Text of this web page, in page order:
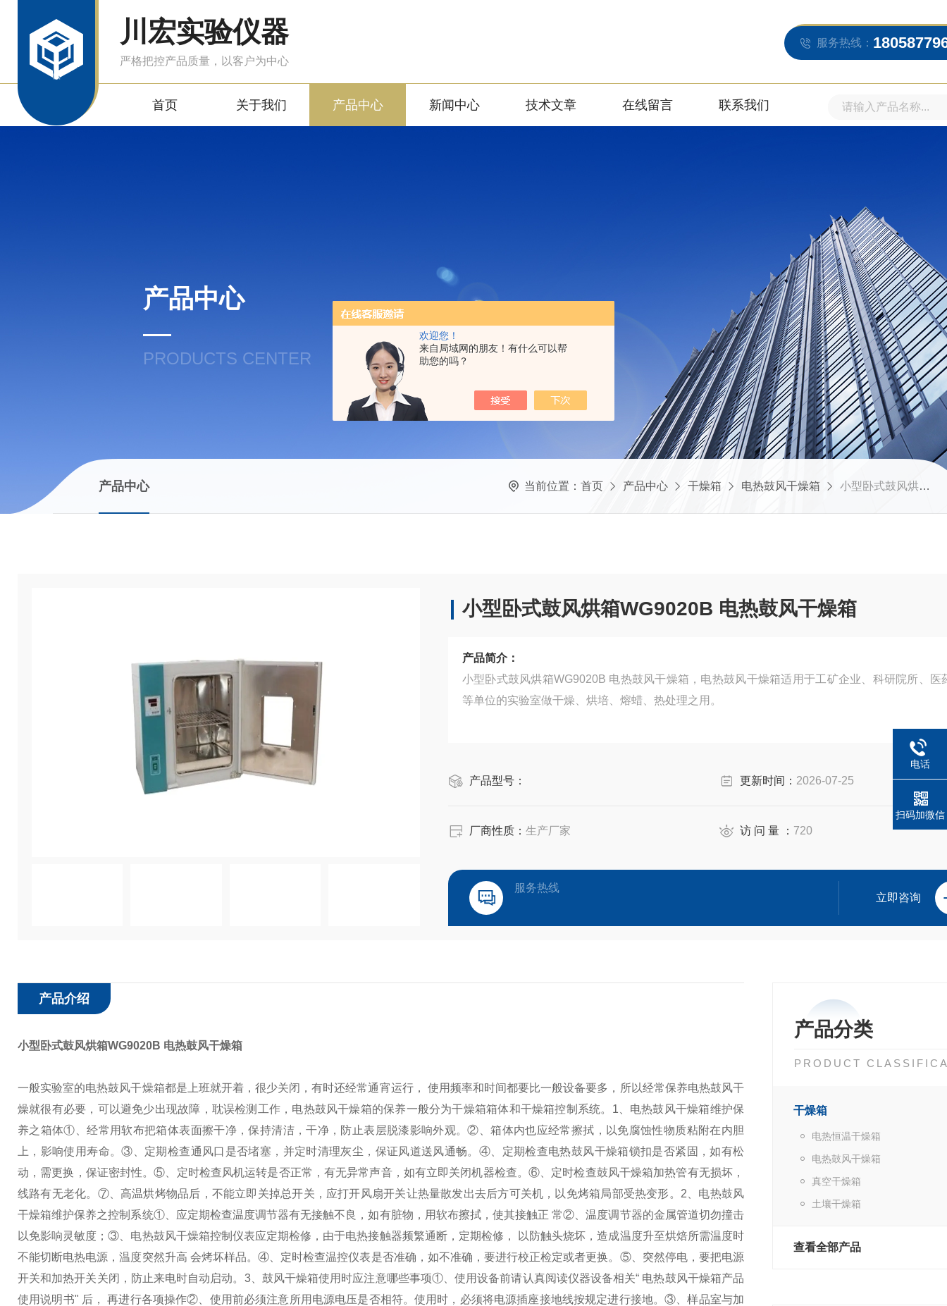
欢迎您！
来自局域网的朋友！有什么可以帮
助您的吗？
川宏实验仪器
严格把控产品质量，以客户为中心
服务热线：
首页 关于我们 产品中心 新闻中心 技术文章 在线留言 联系我们
产品中心
PRODUCTS CENTER
产品中心 当前位置： 首页 产品中心 干燥箱 电热鼓风干燥箱 小型卧式鼓风烘箱WG9020B 电热鼓风干燥箱
小型卧式鼓风烘箱WG9020B 电热鼓风干燥箱
产品简介：
小型卧式鼓风烘箱WG9020B 电热鼓风干燥箱，电热鼓风干燥箱适用于工矿企业、科研院所、医
等单位的实验室做干燥、烘培、熔蜡、热处理之用。
产品型号： 更新时间： 2026-07-25
厂商性质： 生产厂家 访 问 量 ： 720
服务热线
立即咨询
产品分类
PRODUCT
干燥箱
电热恒温干燥箱
电热鼓风干燥箱
真空干燥箱
土壤干燥箱
查看全部产品
产品介绍
小型卧式鼓风烘箱WG9020B 电热鼓风干燥箱
一般实验室的电热鼓风干燥箱都是上班就开着，很少关闭，有时还经常通宵运行， 使用频率和时间都要比一般设备要多，所以经常保养电热鼓风干
燥就很有必要，可以避免少出现故障，耽误检测工作，电热鼓风干燥箱的保养一般分为干燥箱箱体和干燥箱控制系统。 1、电热鼓风干燥箱维护保
养之箱体①、经常用软布把箱体表面擦干净，保持清洁，干净，防止表层脱漆影响外观。②、箱体内也应经常擦拭，以免腐蚀性物质粘附在内胆
上，影响使用寿命。③、定期检查通风口是否堵塞，并定时清理灰尘，保证风道送风通畅。 ④、定期检查电热鼓风干燥箱锁扣是否紧固，如有松
动，需更换，保证密封性。⑤、定时检查风机运转是否正常，有无异常声音，如有立即关闭机器检查。⑥、定时检查鼓风干燥箱加热管有无损坏，
线路有无老化。 ⑦、高温烘烤物品后，不能立即关掉总开关，应打开风扇开关让热量散发出去后方可关机，以免烤箱局部受热变形。 2、电热鼓风
干燥箱维护保养之控制系统①、应定期检查温度调节器有无接触不良，如有脏物，用软布擦拭，使其接触正 常②、温度调节器的金属管道切勿撞击
以免影响灵敏度；③、电热鼓风干燥箱控制仪表应定期检修，由于电热接触器频繁通断，定期检修， 以防触头烧坏，造成温度升至烘焙所需温度时
不能切断电热电源，温度突然升高 会烤坏样品。④、定时检查温控仪表是否准确，如不准确，要进行校正检定或者更换。 ⑤、突然停电，要把电源
开关和加热开关关闭，防止来电时自动启动。 3、鼓风干燥箱使用时应注意哪些事项①、使用设备前请认真阅读仪器设备相关“ 电热鼓风干燥箱产品
使用说明书" 后， 再进行各项操作②、使用前必须注意所用电源电压是否相符。使用时，必须将电源插座接地线按规定进行接地。③、样品室与加
电话
扫码加微信